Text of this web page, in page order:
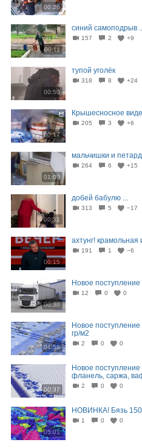
00:26
00:11
синий самоподрыв
157 2 +9
00:50
тупой уголёк
318 8 +24
00:17
Крышесносное
205 3 +6
01:00
мальчишки и
264 6 +15
00:31
добей бабулю ...
313 5 −17
00:15
ахтунг!
191 1 −6
00:30
Новое
12 0 0
04:58
Новое
гр/м2
2 0 0
00:37
Новое поступление
фланель, саржа,
2 0 0
05:01
НОВИНКА! Бязь
1 0 0